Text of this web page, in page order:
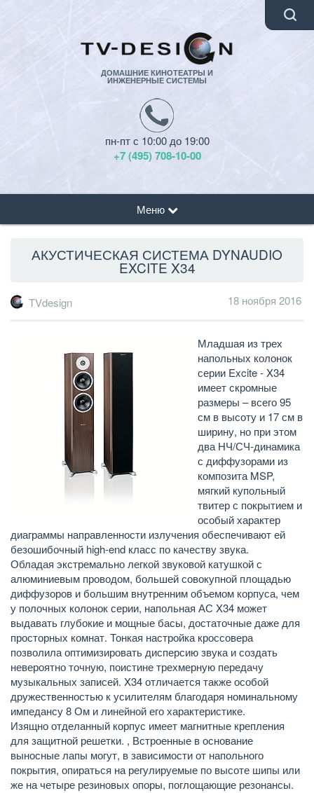
ДОМАШНИЕ КИНОТЕАТРЫ И
ИНЖЕНЕРНЫЕ СИСТЕМЫ
пн-пт с 10:00 до 19:00
+7 (495) 708-10-00
Меню
АКУСТИЧЕСКАЯ СИСТЕМА DYNAUDIO
EXCITE X34
TVdesign 18 ноября 2016
Младшая из трех
напольных колонок
серии Excite - X34
имеет скромные
размеры – всего 95
см в высоту и 17 см в
ширину, но при этом
два НЧ/СЧ-динамика
с диффузорами из
композита MSP,
мягкий купольный
твитер с покрытием и
особый характер
диаграммы направленности излучения обеспечивают ей
безошибочный high-end класс по качеству звука.
Обладая экстремально легкой звуковой катушкой с
алюминиевым проводом, большей совокупной площадью
диффузоров и большим внутренним объемом корпуса, чем
у полочных колонок серии, напольная АС X34 может
выдавать глубокие и мощные басы, достаточные даже для
просторных комнат. Тонкая настройка кроссовера
позволила оптимизировать дисперсию звука и создать
невероятно точную, поистине трехмерную передачу
музыкальных записей. X34 отличается также особой
дружественностью к усилителям благодаря номинальному
импедансу 8 Ом и линейной его характеристике.
Изящно отделанный корпус имеет магнитные крепления
для защитной решетки. , Встроенные в основание
выносные лапы могут, в зависимости от напольного
покрытия, опираться на регулируемые по высоте шипы или
же на четыре резиновых опоры, поглощающие резонансы.